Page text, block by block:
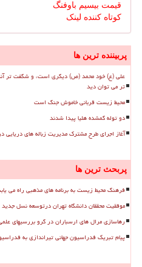
قیمت بیسیم باوفنگ
کوتاه کننده لینک
پربیننده ترین ها
علی (ع) خود محمد (ص) دیگری است، و شگفت تر
تر می توان دید
محیط زیست قربانی خاموش جنگ است
دو توله گمشده هلیا پیدا شدند
آغاز اجرای طرح مشترک مدیریت زباله های دریایی
پربحث ترین ها
فرهنگ محیط زیست به برنامه های مذهبی راه می
موفقیت محققان دانشگاه تهران درتوسعه نسل
رهاسازی مرال های ارسباران در گرو بررسیهای
پیام تبریک فدراسیون جهانی تیراندازی به